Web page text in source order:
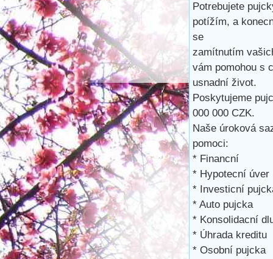
Potrebujete
potížím, a
se
zamítnutím
vám pomohou s
usnadní život.
Poskytujeme
000 000 CZK.
Naše úroková
pomoci:
* Financní
* Hypotecní úver
* Investicní
* Auto pujcka
* Konsolidacní
* Úhrada kreditu
* Osobní pujcka